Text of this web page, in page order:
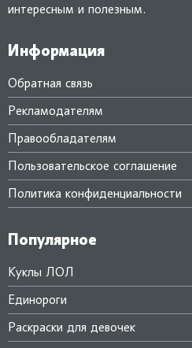
интересным и полезным.
Информация
Обратная связь
Рекламодателям
Правообладателям
Пользовательское соглашение
Политика конфиденциальности
Популярное
Куклы ЛОЛ
Единороги
Раскраски для девочек